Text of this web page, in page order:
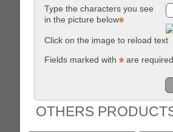
Type the characters you see
in the picture below
Click on the image to reload text
Fields marked with
are required
OTHERS